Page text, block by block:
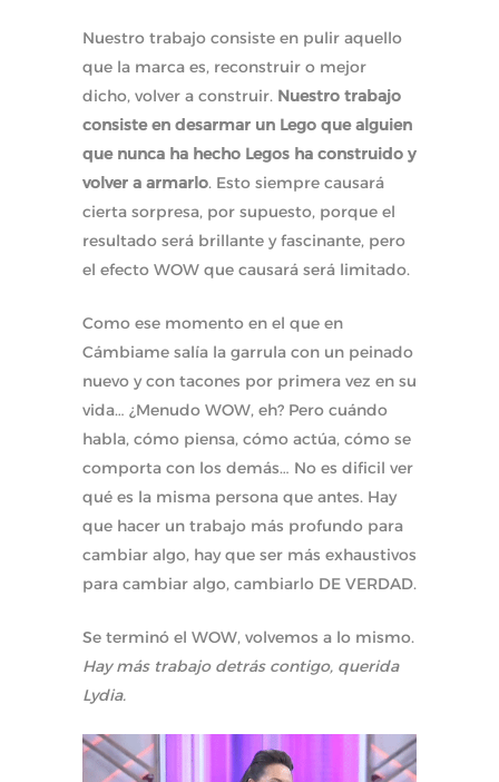
Nuestro trabajo consiste en pulir aquello
que la marca es, reconstruir o mejor
dicho, volver a construir. Nuestro trabajo
consiste en desarmar un Lego que alguien
que nunca ha hecho Legos ha construido y
volver a armarlo. Esto siempre causará
cierta sorpresa, por supuesto, porque el
resultado será brillante y fascinante, pero
el efecto WOW que causará será limitado.
Como ese momento en el que en
Cámbiame salía la garrula con un peinado
nuevo y con tacones por primera vez en su
vida… ¿Menudo WOW, eh? Pero cuándo
habla, cómo piensa, cómo actúa, cómo se
comporta con los demás… No es dificil ver
qué es la misma persona que antes. Hay
que hacer un trabajo más profundo para
cambiar algo, hay que ser más exhaustivos
para cambiar algo, cambiarlo DE VERDAD.
Se terminó el WOW, volvemos a lo mismo.
Hay más trabajo detrás contigo, querida
Lydia.